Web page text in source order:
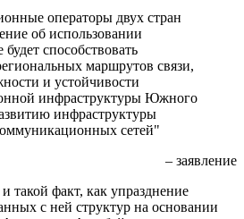
операторы двух стран
об использовании
будет способствовать
маршрутов связи,
и устойчивости
инфраструктуры Южного
инфраструктуры
сетей"
– заявление
такой факт, как упразднение
с ней структур на основании